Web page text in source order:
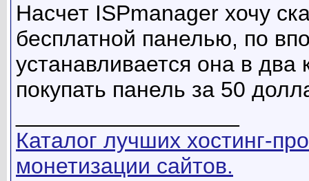
Насчет ISPmanager хочу
бесплатной панелью, по
устанавливается она в
покупать панель за 50
Каталог лучших хостинг-
монетизации сайтов.